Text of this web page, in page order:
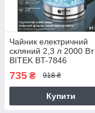
Чайник електричний
скляний 2,3 л 2000 Вт
BITEK BT-7846
Підсвічування,
води, фільтр
735 ₴ 918 ₴
Купити